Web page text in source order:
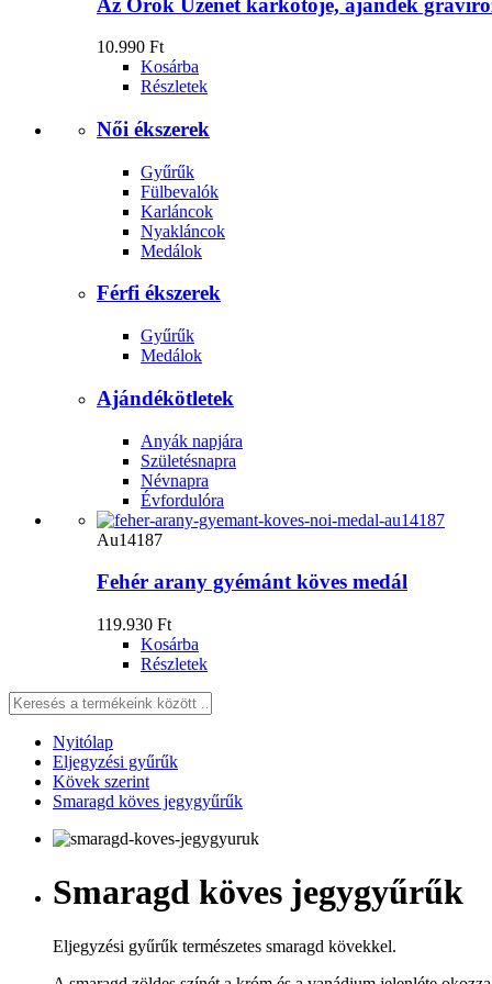
10.990 Ft
Kosárba
Részletek
Női ékszerek
Gyűrűk
Fülbevalók
Karláncok
Nyakláncok
Medálok
Férfi ékszerek
Gyűrűk
Medálok
Ajándékötletek
Anyák napjára
Születésnapra
Névnapra
Évfordulóra
Au14187
Fehér arany gyémánt köves medál
119.930 Ft
Kosárba
Részletek
Nyitólap
Eljegyzési gyűrűk
Kövek szerint
Smaragd köves jegygyűrűk
Smaragd köves jegygyűrűk
Eljegyzési gyűrűk természetes smaragd kövekkel.